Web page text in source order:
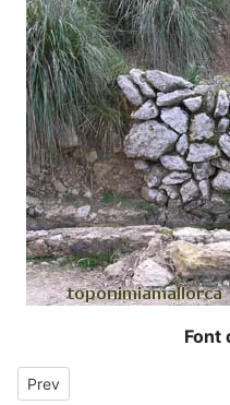
Font
Previous article: sa Quartera
Prev